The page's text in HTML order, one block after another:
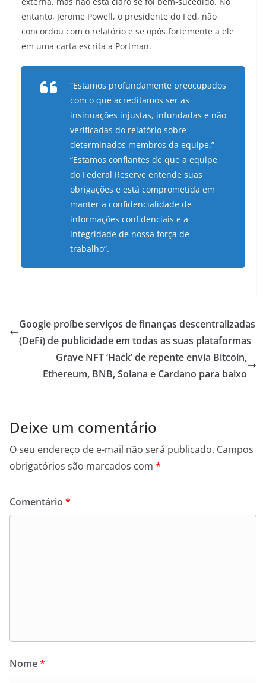
entanto, Jerome Powell, o presidente do Fed, não
concordou com o relatório e se opôs fortemente a ele
em uma carta escrita a Portman.
“Estamos profundamente preocupados
com o que acreditamos ser as
insinuações injustas, infundadas e não
verificadas do relatório sobre
determinados membros da equipe.”
“Estamos confiantes de que a equipe
do Federal Reserve entende suas
obrigações e está comprometida em
manter a confidencialidade de
informações confidenciais e a
integridade de nossa força de
trabalho”.
Google proíbe serviços de finanças descentralizadas
(DeFi) de publicidade em todas as suas plataformas
Grave NFT ‘Hack’ de repente envia Bitcoin,
Ethereum, BNB, Solana e Cardano para baixo
Deixe um comentário
O seu endereço de e-mail não será publicado. Campos
obrigatórios são marcados com *
Comentário *
Nome*